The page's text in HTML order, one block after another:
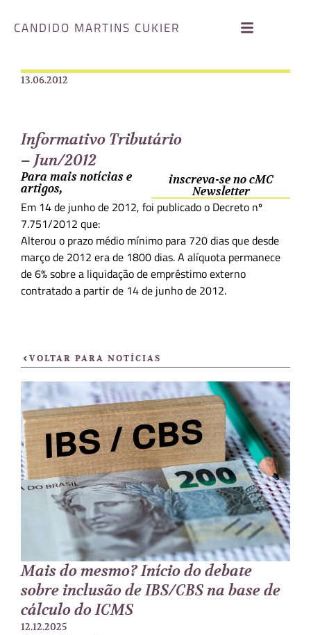
CANDIDO MARTINS CUKIER
13.06.2012
Informativo Tributário
– Jun/2012
Para mais notícias e
artigos,
inscreva-se no cMC
Newsletter
Em 14 de junho de 2012, foi publicado o Decreto nº
7.751/2012 que:
Alterou o prazo médio mínimo para 720 dias que desde
março de 2012 era de 1800 dias. A alíquota permanece
de 6% sobre a liquidação de empréstimo externo
contratado a partir de 14 de junho de 2012.
VOLTAR PARA NOTÍCIAS
Mais do mesmo? Início do debate
sobre inclusão de IBS/CBS na base de
cálculo do ICMS
12.12.2025